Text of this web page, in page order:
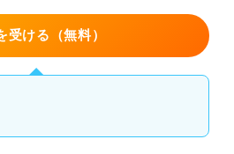
受ける（無料）